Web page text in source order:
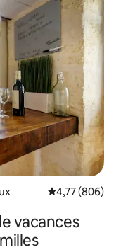
Évaluation
4,77 (806)
vacances